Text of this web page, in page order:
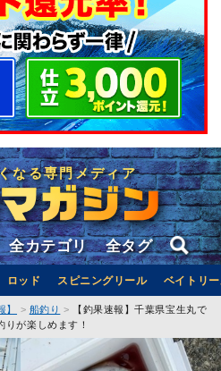
なる専門メディア
全カテゴリ 全タグ
ロッド スピニングリール ベイトリ
】 船釣り
【釣果速報】千葉県宝生丸で
が楽しめます！